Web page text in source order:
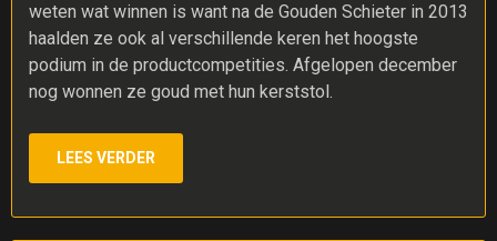
weten wat winnen is want na de Gouden Schieter in 2013
haalden ze ook al verschillende keren het hoogste
podium in de productcompetities. Afgelopen december
nog wonnen ze goud met hun kerststol.
LEES VERDER